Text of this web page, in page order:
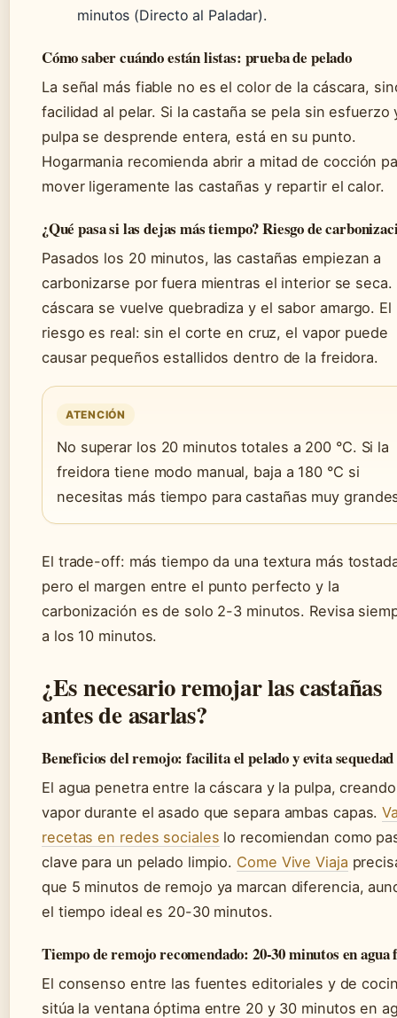
minutos (Directo al Paladar).
Cómo saber cuándo están listas: prueba de pelado
La señal más fiable no es el color de la cáscara,
facilidad al pelar. Si la castaña se pela sin esfuerzo
pulpa se desprende entera, está en su punto.
Hogarmania recomienda abrir a mitad de cocción
mover ligeramente las castañas y repartir el calor.
¿Qué pasa si las dejas más tiempo? Riesgo de
Pasados los 20 minutos, las castañas empiezan a
carbonizarse por fuera mientras el interior se seca.
cáscara se vuelve quebradiza y el sabor amargo. El
riesgo es real: sin el corte en cruz, el vapor puede
causar pequeños estallidos dentro de la freidora.
ATENCIÓN
No superar los 20 minutos totales a 200 °C. Si la
freidora tiene modo manual, baja a 180 °C si
necesitas más tiempo para castañas muy
El trade-off: más tiempo da una textura más
pero el margen entre el punto perfecto y la
carbonización es de solo 2-3 minutos. Revisa
a los 10 minutos.
¿Es necesario remojar las castañas
antes de asarlas?
Beneficios del remojo: facilita el pelado y evita sequedad
El agua penetra entre la cáscara y la pulpa, creando
vapor durante el asado que separa ambas capas.
recetas en redes sociales lo recomiendan como
clave para un pelado limpio. Come Vive Viaja
que 5 minutos de remojo ya marcan diferencia,
el tiempo ideal es 20-30 minutos.
Tiempo de remojo recomendado: 20-30 minutos en agua
El consenso entre las fuentes editoriales y de
sitúa la ventana óptima entre 20 y 30 minutos en